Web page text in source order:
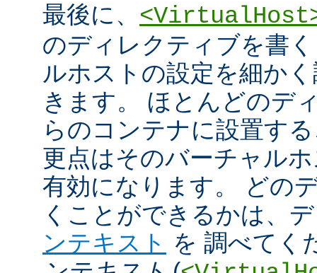
最後に、
のディレクティブを書
ルホストの設定を細か
きます。 ほとんどのデ
らのコンテナに設置す
更点はそのバーチャル
有効になります。 どの
くことができるかは、
ンテキスト を 調べてく